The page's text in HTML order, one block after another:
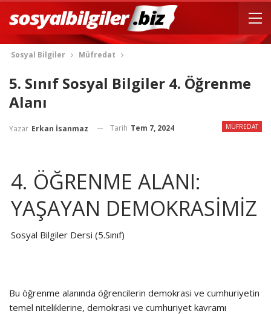
Sosyal Bilgiler Müfredat
5. Sınıf Sosyal Bilgiler 4. Öğrenme
Alanı
MÜFREDAT
Yazar Erkan İsanmaz Tarih Tem 7, 2024
4. ÖĞRENME ALANI:
YAŞAYAN DEMOKRASİMİZ
Sosyal Bilgiler Dersi (5.Sınıf)
Bu öğrenme alanında öğrencilerin demokrasi ve cumhuriyetin
temel niteliklerine, demokrasi ve cumhuriyet kavramı